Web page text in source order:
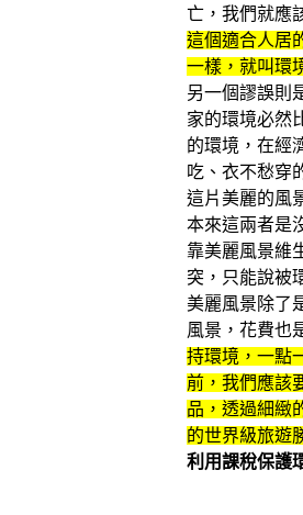
亡，我們就應
這個適合人居
一樣，就叫環
另一個謬誤則
家的環境必然
的環境，在經
吃、衣不愁穿
這片美麗的風
本來這兩者是
靠美麗風景維
突，只能說被
美麗風景除了
風景，花費也
持環境，一點
前，我們應該
品，透過細緻
的世界級旅遊
利用課稅保護